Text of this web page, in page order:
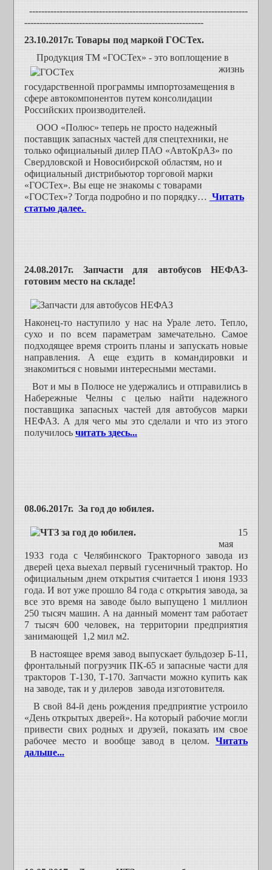
------------------------------------------------------------------------
-----------------------------------------------------------
23.10.2017г. Товары под маркой ГОСТех.
Продукция ТМ «ГОСТех» - это воплощение в
жизнь
государственной программы импортозамещения в
сфере автокомпонентов путем консолидации
Российских производителей.
ООО «Полюс» теперь не просто надежный
поставщик запасных частей для спецтехники, не
только официальный дилер ПАО «АвтоКрАЗ» по
Свердловской и Новосибирской областям, но и
официальный дистрибьютор торговой марки
«ГОСТех». Вы еще не знакомы с товарами
«ГОСТех»? Тогда подробно и по порядку… Читать
статью далее.
24.08.2017г. Запчасти для автобусов НЕФАЗ-
готовим место на складе!
Наконец-то наступило у нас на Урале лето. Тепло,
сухо и по всем параметрам замечательно. Самое
подходящее время строить планы и запускать новые
направления. А еще ездить в командировки и
знакомиться с новыми интересными местами.
Вот и мы в Полюсе не удержались и отправились в
Набережные Челны с целью найти надежного
поставщика запасных частей для автобусов марки
НЕФАЗ. А для чего мы это сделали и что из этого
получилось читать здесь...
08.06.2017г. За год до юбилея.
15
мая
1933 года с Челябинского Тракторного завода из
дверей цеха выехал первый гусеничный трактор. Но
официальным днем открытия считается 1 июня 1933
года. И вот уже прошло 84 года с открытия завода, за
все это время на заводе было выпущено 1 миллион
250 тысяч машин. А на данный момент там работает
7 тысяч 600 человек, на территории предприятия
занимающей 1,2 мил м2.
В настоящее время завод выпускает бульдозер Б-11,
фронтальный погрузчик ПК-65 и запасные части для
тракторов Т-130, Т-170. Запчасти можно купить как
на заводе, так и у дилеров завода изготовителя.
В свой 84-й день рождения предприятие устроило
«День открытых дверей». На который рабочие могли
привести свих родных и друзей, показать им свое
рабочее место и вообще завод в целом.
Читать
дальше...